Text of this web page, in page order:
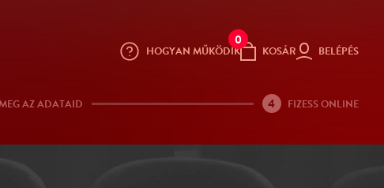
HOGYAN MŰKÖDIK
0
KOSÁR BELÉPÉS
AZ ADATAID 4 FIZESS ONLINE